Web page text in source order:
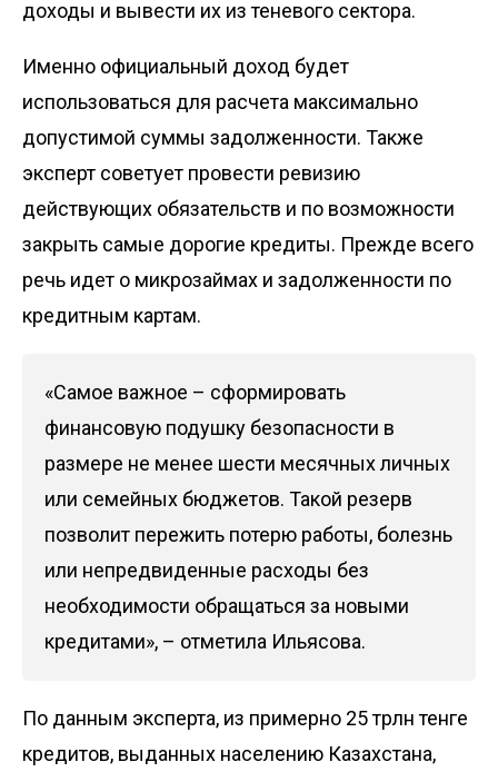
доходы и вывести их из теневого сектора.
Именно официальный доход будет
использоваться для расчета максимально
допустимой суммы задолженности. Также
эксперт советует провести ревизию
действующих обязательств и по возможности
закрыть самые дорогие кредиты. Прежде всего
речь идет о микрозаймах и задолженности по
кредитным картам.
«Самое важное – сформировать
финансовую подушку безопасности в
размере не менее шести месячных личных
или семейных бюджетов. Такой резерв
позволит пережить потерю работы, болезнь
или непредвиденные расходы без
необходимости обращаться за новыми
кредитами», – отметила Ильясова.
По данным эксперта, из примерно 25 трлн тенге
кредитов, выданных населению Казахстана,